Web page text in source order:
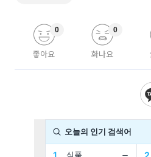
좋아요
0
화나요
0